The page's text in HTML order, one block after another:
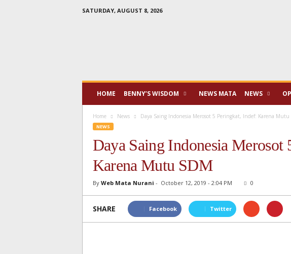
SATURDAY, AUGUST 8, 2026
HOME BENNY’S WISDOM NEWS MATA NEWS
Home News Daya Saing Indonesia Merosot 5 Peringkat, Indef: Karena Mutu
NEWS
Daya Saing Indonesia Merosot
Karena Mutu SDM
By Web Mata Nurani - October 12, 2019 - 2:04 PM 0
SHARE Facebook Twitter